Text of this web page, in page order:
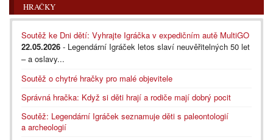
HRAČKY
Soutěž ke Dni dětí: Vyhrajte Igráčka v expedičním autě MultiGO
22.05.2026 - Legendární Igráček letos slaví neuvěřitelných 50 let
– a oslavy...
Soutěž o chytré hračky pro malé objevitele
Správná hračka: Když si děti hrají a rodiče mají dobrý pocit
Soutěž: Legendární Igráček seznamuje děti s paleontologií
a archeologií